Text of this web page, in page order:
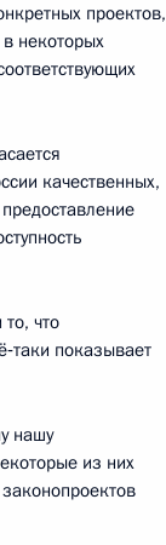
домов
проектов,
некоторых
качественных,
что
показывает
нашу
из них